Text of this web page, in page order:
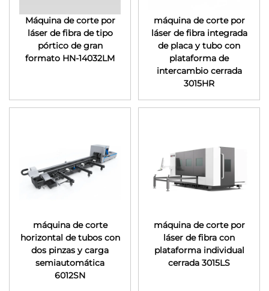
Máquina de corte por
láser de fibra de tipo
pórtico de gran
formato HN-14032LM
máquina de corte por
láser de fibra integrada
de placa y tubo con
plataforma de
intercambio cerrada
3015HR
máquina de corte
horizontal de tubos con
dos pinzas y carga
semiautomática
6012SN
máquina de corte por
láser de fibra con
plataforma individual
cerrada 3015LS